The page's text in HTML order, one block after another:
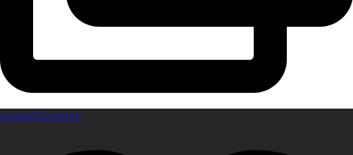
amanahfurniture